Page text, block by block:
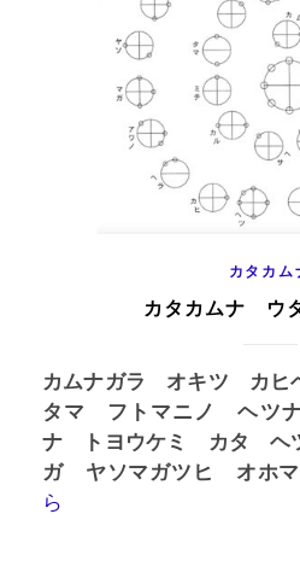
カタカム
カタカムナ ウ
カムナガラ オキツ カヒベラ ヘサカル ミチ
タマ フトマニノ ヘツ
ナ トヨウケミ カタ ヘ
ガ ヤソマガツヒ オホマ
ら